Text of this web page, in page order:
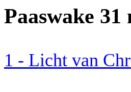
Paaswake
1 - Licht van